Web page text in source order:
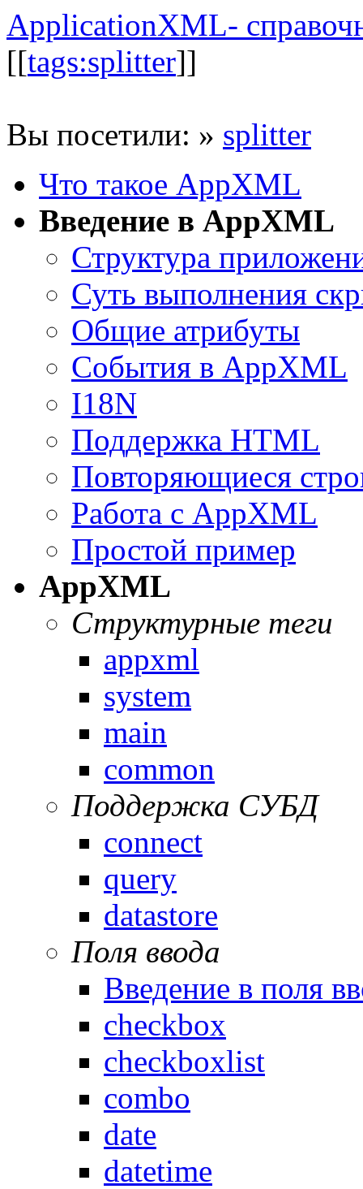
ApplicationXML-
[[tags:splitter]]
Вы посетили: » splitter
Что такое AppXML
Введение в AppXML
Структура
Суть выполнения
Общие атрибуты
События в AppXML
I18N
Поддержка HTML
Повторяющиеся
Работа с AppXML
Простой пример
AppXML
Структурные теги
appxml
system
main
common
Поддержка СУБД
connect
query
datastore
Поля ввода
Введение в поля
checkbox
checkboxlist
combo
date
datetime